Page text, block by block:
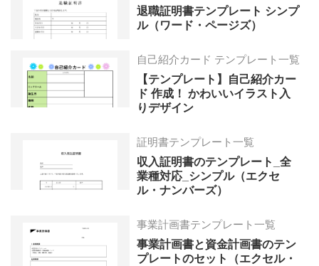
退職証明書テンプレート シンプ
ル（ワード・ページズ）
自己紹介カード テンプレート一覧
【テンプレート】自己紹介カー
ド 作成！ かわいいイラスト入
りデザイン
証明書テンプレート一覧
収入証明書のテンプレート_全
業種対応_シンプル（エクセ
ル・ナンバーズ）
事業計画書テンプレート一覧
事業計画書と資金計画書のテン
プレートのセット（エクセル・